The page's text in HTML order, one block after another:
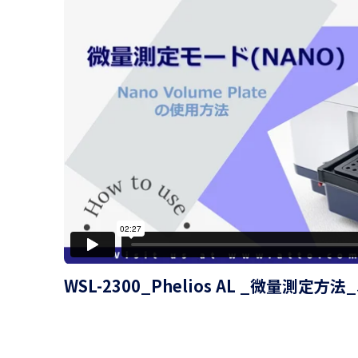
WSL-2300_Phelios AL _微量測定方法